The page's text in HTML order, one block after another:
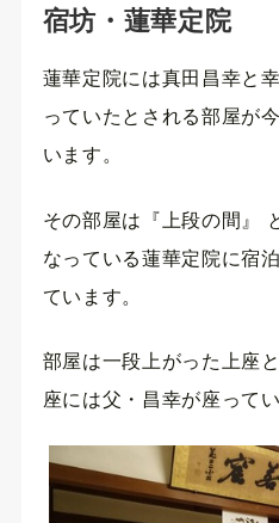
宿坊・蓮華定院
蓮華定院には真田昌幸と
っていたとされる部屋が
います。
その部屋は『上段の間』
なっている蓮華定院に宿
ています。
部屋は一段上がった上座
座には父・昌幸が座って